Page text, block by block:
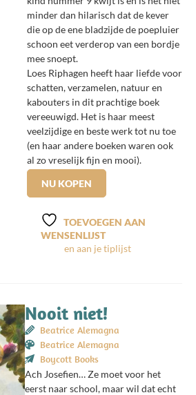
minder dan hilarisch dat de kever
die op de ene bladzijde de poepluier
schoon eet verderop van een bordje
mee snoept.
Loes Riphagen heeft haar liefde voor
schatten, verzamelen, natuur en
kabouters in dit prachtige boek
vereeuwigd. Het is haar meest
veelzijdige en beste werk tot nu toe
(en haar andere boeken waren ook
al zo vreselijk fijn en mooi).
NU KOPEN
TOEVOEGEN AAN
WENSENLIJST
Nooit niet!
Beatrice Alemagna
Beatrice Alemagna
Boycott Books
Ach Josefien… Ze moet voor het
eerst naar school, maar wil dat echt